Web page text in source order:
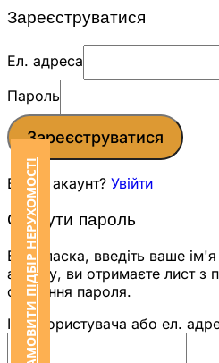
ЗАМОВИТИ ПІДБІР НЕРУХОМОСТІ
Зареєструватися
Ел. адреса
Пароль
Зареєструватися
Вже є акаунт? Увійти
Скинути пароль
Будь ласка, введіть ваше
адресу, ви отримаєте лист з
скидання пароля.
Ім'я користувача або ел.